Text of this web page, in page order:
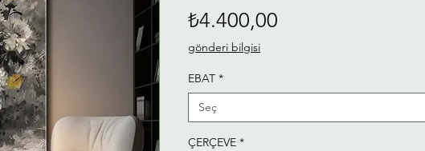
₺4.400,00
gönderi bilgisi
EBAT *
Seç
ÇERÇEVE *